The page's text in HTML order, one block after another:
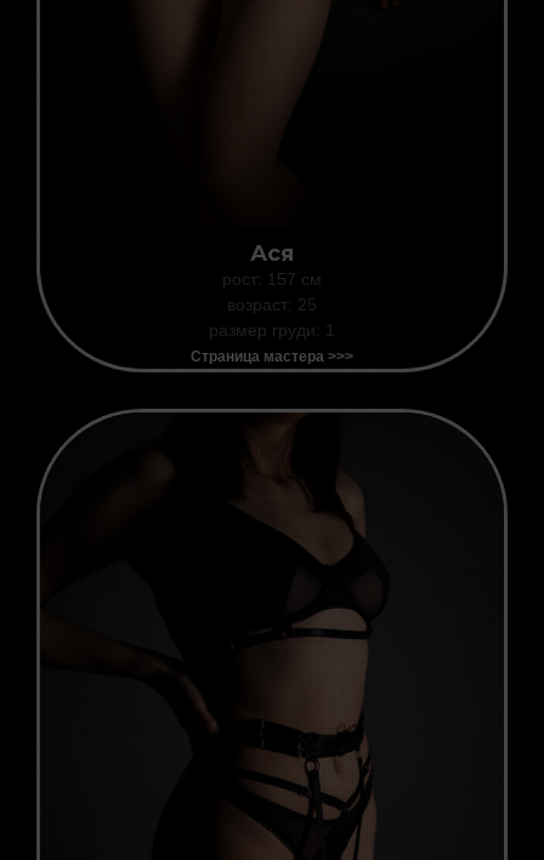
Ася
рост: 157 см
возраст: 25
размер груди: 1
Страница мастера >>>